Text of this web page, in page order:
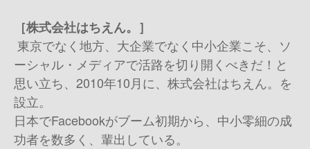
［株式会社はちえん。］
東京でなく地方、大企業でなく中小企業こそ、ソ
ーシャル・メディアで活路を切り開くべきだ！と
思い立ち、2010年10月に、株式会社はちえん。を
設立。
日本でFacebookがブーム初期から、中小零細の成
功者を数多く、輩出している。